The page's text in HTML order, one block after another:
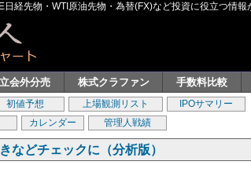
経先物・WTI原油先物・為替(FX)など投資に役立つ情
立会外分売 株式クラファン 手数料比較
初値予想 上場観測リスト
IPOサマリー
カレンダー 管理人戦績
などチェックに（分析版）